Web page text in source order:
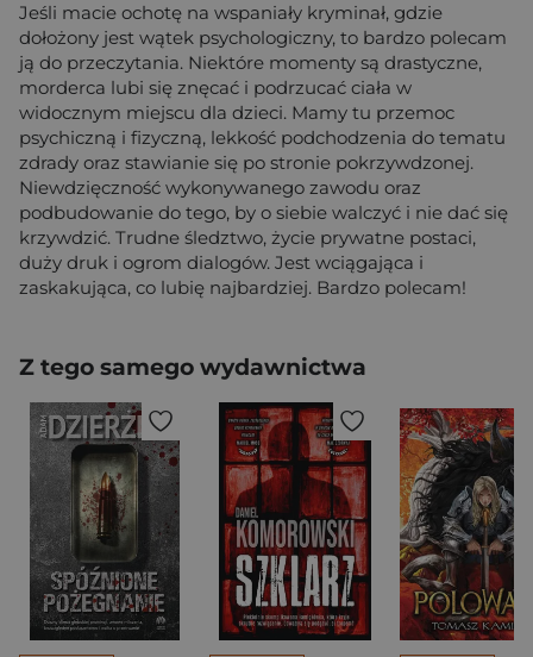
Jeśli macie ochotę na wspaniały kryminał, gdzie
dołożony jest wątek psychologiczny, to bardzo polecam
ją do przeczytania. Niektóre momenty są drastyczne,
morderca lubi się znęcać i podrzucać ciała w
widocznym miejscu dla dzieci. Mamy tu przemoc
psychiczną i fizyczną, lekkość podchodzenia do tematu
zdrady oraz stawianie się po stronie pokrzywdzonej.
Niewdzięczność wykonywanego zawodu oraz
podbudowanie do tego, by o siebie walczyć i nie dać się
krzywdzić. Trudne śledztwo, życie prywatne postaci,
duży druk i ogrom dialogów. Jest wciągająca i
zaskakująca, co lubię najbardziej. Bardzo polecam!
Z tego samego wydawnictwa